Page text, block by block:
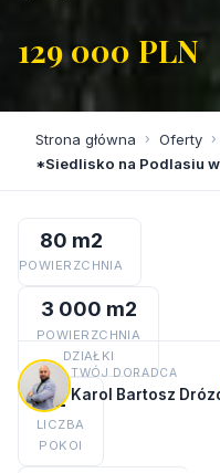
129 000 PLN
Strona główna › Oferty ›
*Siedlisko na Podlasiu
80 m2
POWIERZCHNIA
3 000 m2
POWIERZCHNIA
DZIAŁKI
2
LICZBA
POKOI
TWÓJ DORADCA
Karol Bartosz